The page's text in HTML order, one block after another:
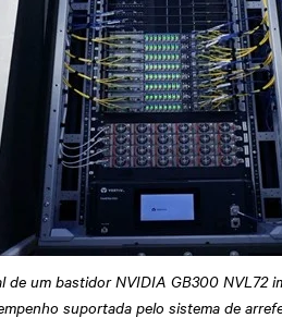
de um bastidor NVIDIA GB300 NVL72
suportada pelo sistema de